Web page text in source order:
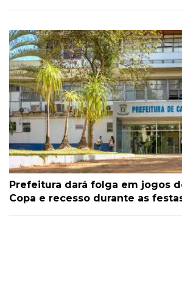
Prefeitura dará folga em jogos
Copa e recesso durante as